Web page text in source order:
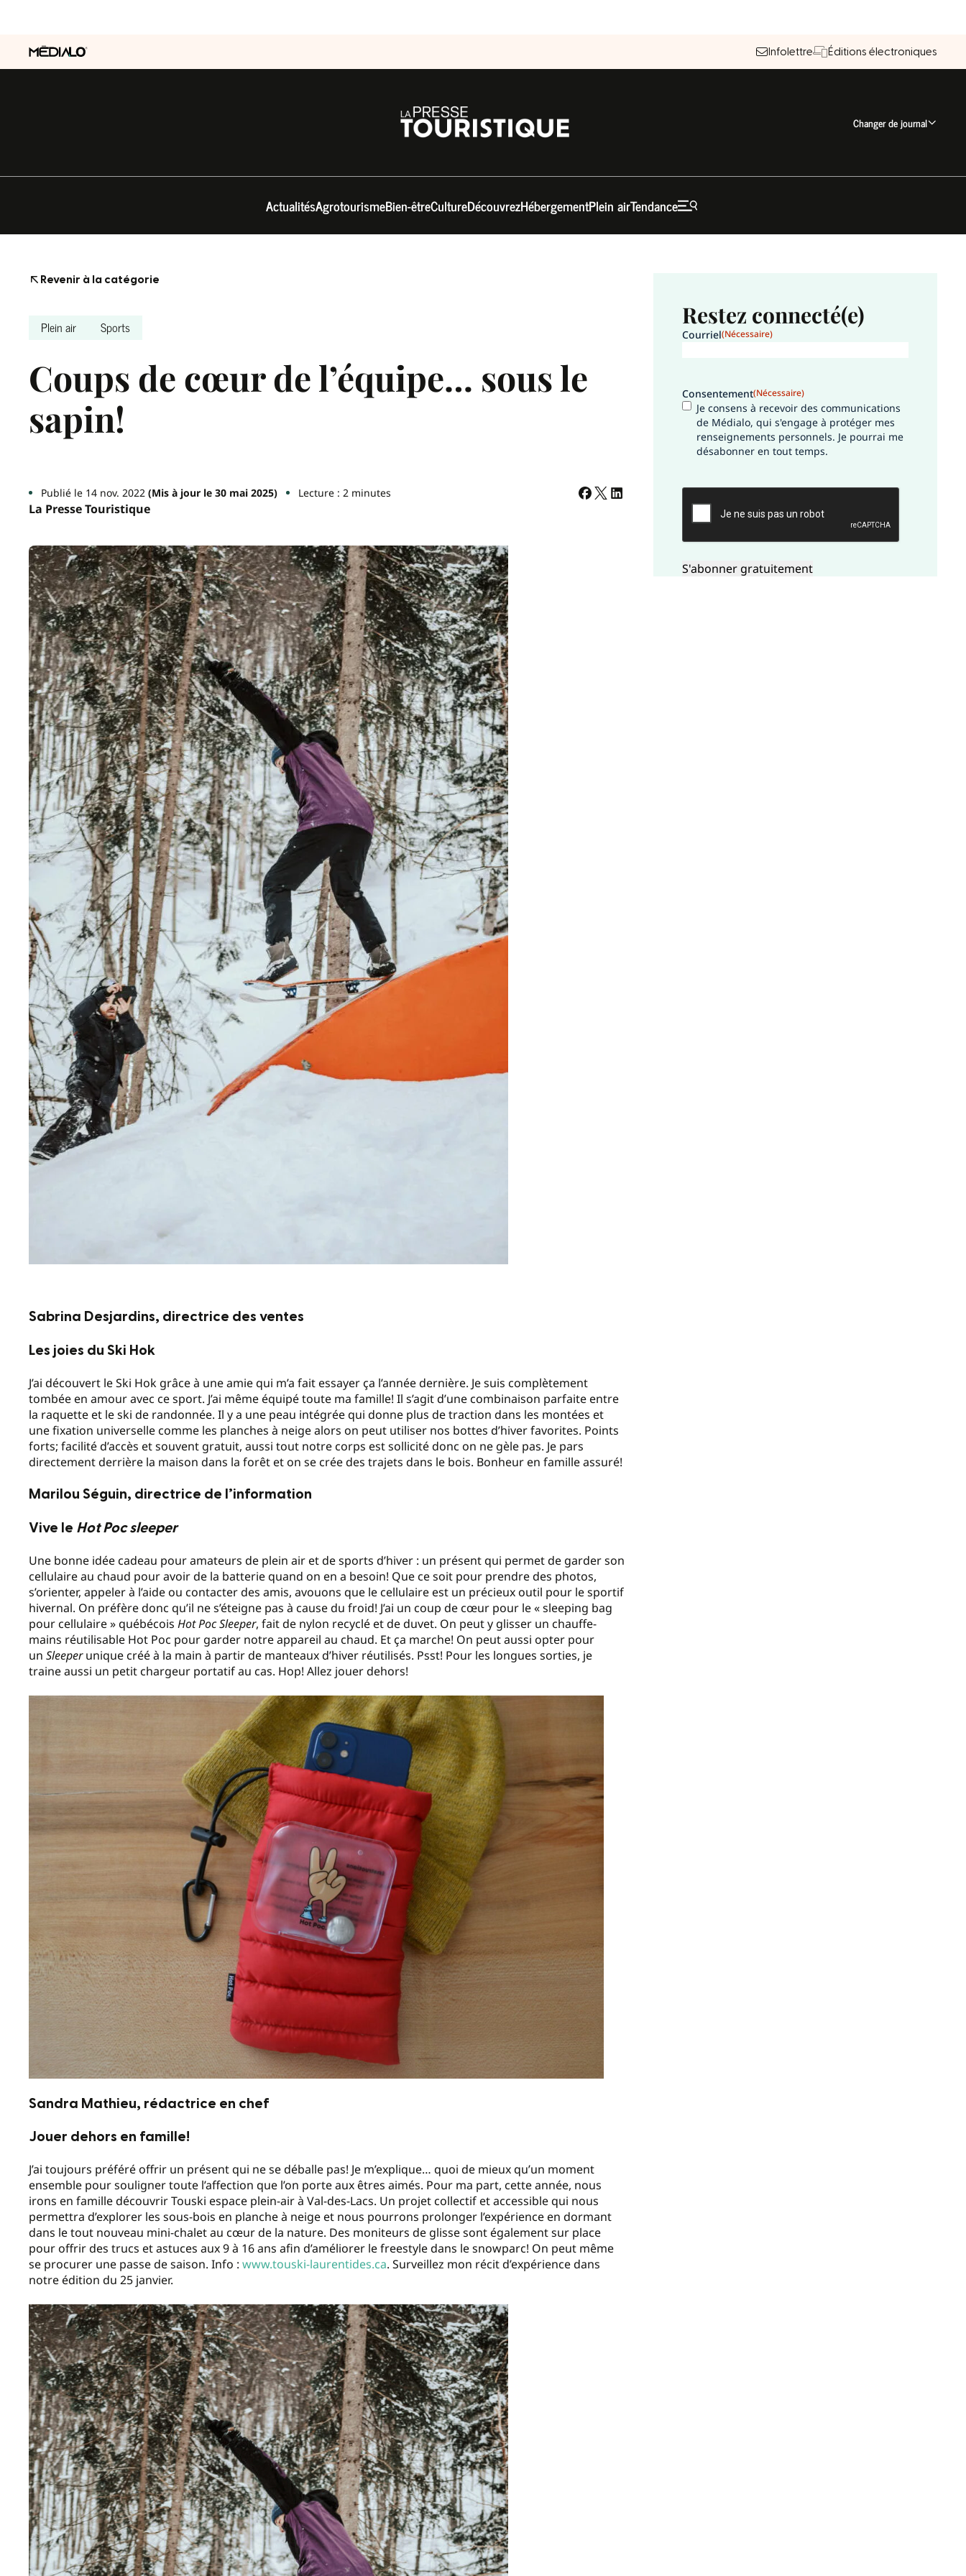
Infolettre Éditions électroniques
Changer de journal
ActualitésAgrotourismeBien-êtreCultureDécouvrezHébergementPlein airTendance
Revenir à la catégorie
Plein air Sports
Coups de cœur de l’équipe… sous le
sapin!
Publié le 14 nov. 2022 (Mis à jour le 30 mai 2025) Lecture : 2 minutes
La Presse Touristique
Sabrina Desjardins, directrice des ventes
Les joies du Ski Hok
J’ai découvert le Ski Hok grâce à une amie qui m’a fait essayer ça l’année dernière. Je suis complètement
tombée en amour avec ce sport. J’ai même équipé toute ma famille! Il s’agit d’une combinaison parfaite entre
la raquette et le ski de randonnée. Il y a une peau intégrée qui donne plus de traction dans les montées et
une fixation universelle comme les planches à neige alors on peut utiliser nos bottes d’hiver favorites. Points
forts; facilité d’accès et souvent gratuit, aussi tout notre corps est sollicité donc on ne gèle pas. Je pars
directement derrière la maison dans la forêt et on se crée des trajets dans le bois. Bonheur en famille assuré!
Marilou Séguin, directrice de l’information
Vive le Hot Poc sleeper
Une bonne idée cadeau pour amateurs de plein air et de sports d’hiver : un présent qui permet de garder son
cellulaire au chaud pour avoir de la batterie quand on en a besoin! Que ce soit pour prendre des photos,
s’orienter, appeler à l’aide ou contacter des amis, avouons que le cellulaire est un précieux outil pour le sportif
hivernal. On préfère donc qu’il ne s’éteigne pas à cause du froid! J’ai un coup de cœur pour le « sleeping bag
pour cellulaire » québécois Hot Poc Sleeper, fait de nylon recyclé et de duvet. On peut y glisser un chauffe-
mains réutilisable Hot Poc pour garder notre appareil au chaud. Et ça marche! On peut aussi opter pour
un Sleeperunique créé à la main à partir de manteaux d’hiver réutilisés. Psst! Pour les longues sorties, je
traine aussi un petit chargeur portatif au cas. Hop! Allez jouer dehors!
Sandra Mathieu, rédactrice en chef
Jouer dehors en famille!
J’ai toujours préféré offrir un présent qui ne se déballe pas! Je m’explique… quoi de mieux qu’un moment
ensemble pour souligner toute l’affection que l’on porte aux êtres aimés. Pour ma part, cette année, nous
irons en famille découvrir Touski espace plein-air à Val-des-Lacs. Un projet collectif et accessible qui nous
permettra d’explorer les sous-bois en planche à neige et nous pourrons prolonger l’expérience en dormant
dans le tout nouveau mini-chalet au cœur de la nature. Des moniteurs de glisse sont également sur place
pour offrir des trucs et astuces aux 9 à 16 ans afin d’améliorer le freestyle dans le snowparc! On peut même
se procurer une passe de saison. Info : www.touski-laurentides.ca. Surveillez mon récit d’expérience dans
notre édition du 25 janvier.
Restez connecté(e)
Courriel(Nécessaire)
Consentement(Nécessaire)
Je consens à recevoir des communications
de Médialo, qui s'engage à protéger mes
renseignements personnels. Je pourrai me
désabonner en tout temps.
CAPTCHA